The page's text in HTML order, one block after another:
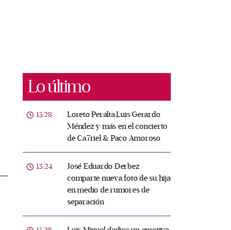
Lo último
15:28
Loreto Peralta,Luis Gerardo
Méndez y más en el concierto
de Ca7riel & Paco Amoroso
13:24
José Eduardo Derbez
comparte nueva foto de su hija
en medio de rumores de
separación